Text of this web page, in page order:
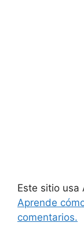
Este sitio usa
Aprende
comentarios.